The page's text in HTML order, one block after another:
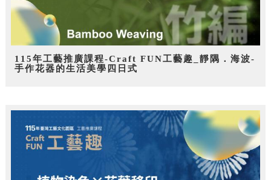
115年工藝推廣課程-Craft FUN工藝趣_靜隅．海波-
手作花器的生活美學四日式